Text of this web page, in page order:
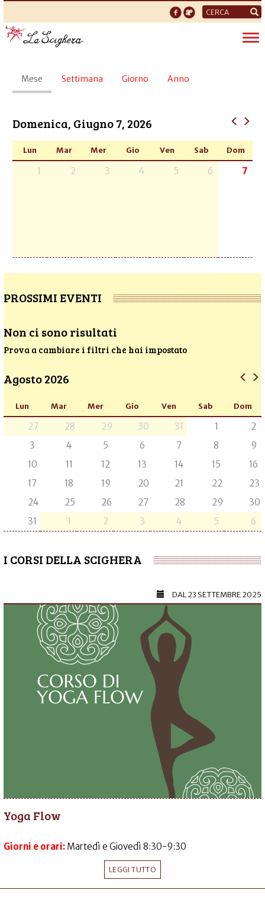
Form
di
ricerca
Schede
primarie
Mese (scheda
attiva)
Settimana Giorno Anno
Domenica, Giugno 7, 2026
Lun Mar Mer Gio Ven Sab Dom
1 2 3 4 5 6 7
PROSSIMI EVENTI
Non ci sono risultati
Prova a cambiare i filtri che hai impostato
Agosto 2026
Lun Mar Mer Gio Ven Sab Dom
27 28 29 30 31 1
2
3
4 5 6 7 8
9
10
11 12 13 14 15
16
17
18 19 20 21 22
23
24
25 26 27 28 29
30
31
1 2 3 4 5 6
I CORSI DELLA SCIGHERA
DAL23 SETTEMBRE 2025
Yoga Flow
Giorni e orari: Martedì e Giovedì 8:30-9:30
LEGGI TUTTO